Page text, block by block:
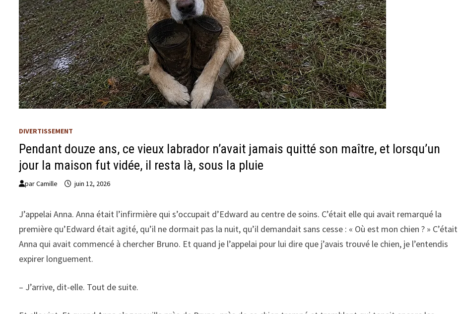
DIVERTISSEMENT
Pendant douze ans, ce vieux labrador n’avait jamais quitté son maître, et lorsqu’un
jour la maison fut vidée, il resta là, sous la pluie
parCamille juin 12, 2026
J’appelai Anna. Anna était l’infirmière qui s’occupait d’Edward au centre de soins. C’était elle qui avait remarqué la
première qu’Edward était agité, qu’il ne dormait pas la nuit, qu’il demandait sans cesse : « Où est mon chien ? » C’était
Anna qui avait commencé à chercher Bruno. Et quand je l’appelai pour lui dire que j’avais trouvé le chien, je l’entendis
expirer longuement.
– J’arrive, dit-elle. Tout de suite.